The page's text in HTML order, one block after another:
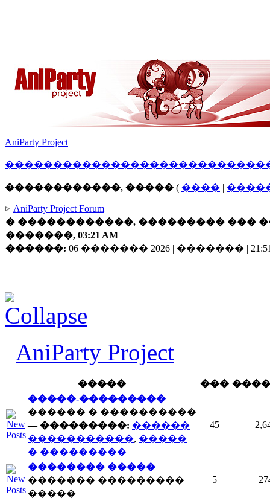
AniParty Project
�����������������������
������������, ����� ( ���� |
AniParty Project Forum
� ������������, ��������� ���
�������, 03:21 AM
������: 06 ������� 2026 | ������� |
AniParty Project
����� ���
�����-���������
������ � ����������
— ���������: ������
�����������, �����
� ���������
45
�������� �����
������� ���������
�����
5